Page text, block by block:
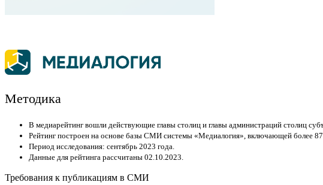
Методика
В медиарейтинг вошли действующие главы столиц и главы администраций столиц
Рейтинг построен на основе базы СМИ системы «Медиалогия», включающей более
Период исследования: сентябрь 2023 года.
Данные для рейтинга рассчитаны 02.10.2023.
Требования к публикациям в СМИ